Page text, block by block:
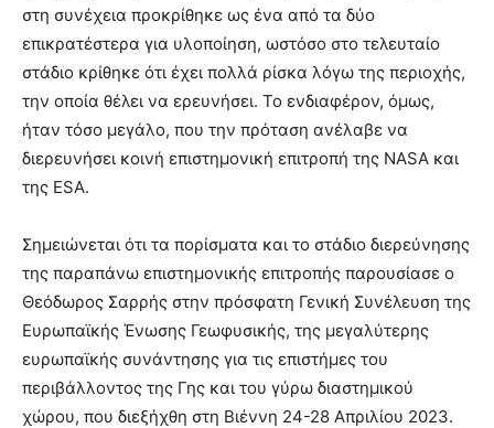
στη συνέχεια προκρίθηκε ως ένα από τα δύο
επικρατέστερα για υλοποίηση, ωστόσο στο τελευταίο
στάδιο κρίθηκε ότι έχει πολλά ρίσκα λόγω της περιοχής,
την οποία θέλει να ερευνήσει. Το ενδιαφέρον, όμως,
ήταν τόσο μεγάλο, που την πρόταση ανέλαβε να
διερευνήσει κοινή επιστημονική επιτροπή της NASA και
της ESA.
Σημειώνεται ότι τα πορίσματα και το στάδιο διερεύνησης
της παραπάνω επιστημονικής επιτροπής παρουσίασε ο
Θεόδωρος Σαρρής στην πρόσφατη Γενική Συνέλευση της
Ευρωπαϊκής Ένωσης Γεωφυσικής, της μεγαλύτερης
ευρωπαϊκής συνάντησης για τις επιστήμες του
περιβάλλοντος της Γης και του γύρω διαστημικού
χώρου, που διεξήχθη στη Βιέννη 24-28 Απριλίου 2023.